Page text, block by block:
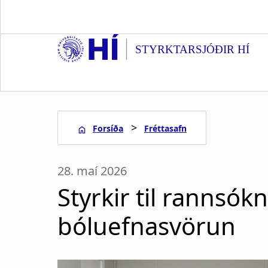
k
o
STYRKTARSJÓÐIR HÍ
L
e
i
ð
Forsíða > Fréttasafn
28. maí 2026
Styrkir til
bóluefnasvörun